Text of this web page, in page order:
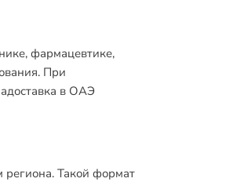
фармацевтике,
При
в ОАЭ
региона. Такой формат